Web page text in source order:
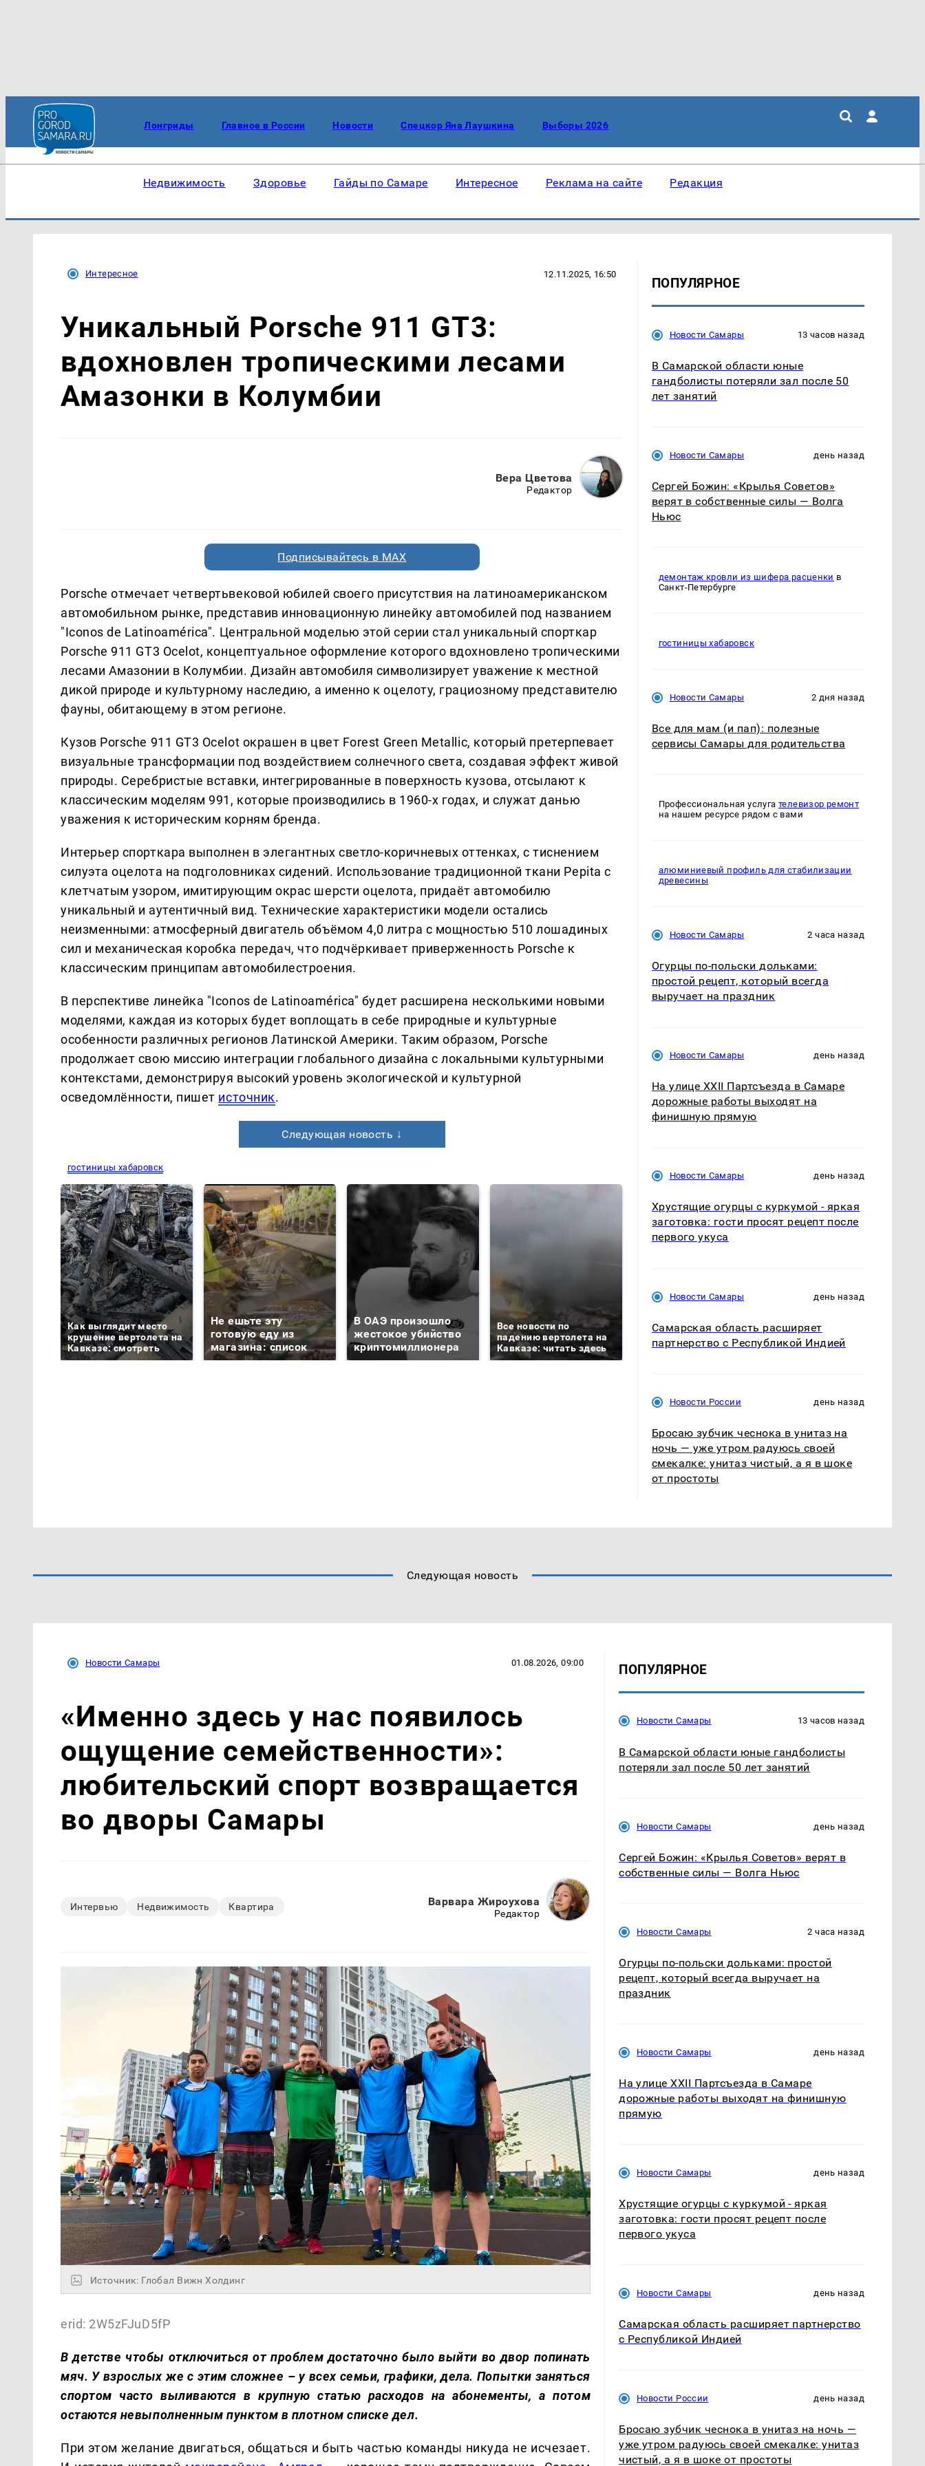
Лонгриды Главное в России Новости Спецкор Яна Лаушкина Выборы 2026
Недвижимость Здоровье Гайды по Самаре Интересное Реклама на сайте Редакция
Интересное 12.11.2025, 16:50
Уникальный Porsche 911 GT3:
вдохновлен тропическими лесами
Амазонки в Колумбии
Вера Цветова
Редактор
Подписывайтесь в MAX
Porsche отмечает четвертьвековой юбилей своего присутствия на латиноамериканском
автомобильном рынке, представив инновационную линейку автомобилей под названием
"Iconos de Latinoamérica". Центральной моделью этой серии стал уникальный спорткар
Porsche 911 GT3 Ocelot, концептуальное оформление которого вдохновлено тропическими
лесами Амазонии в Колумбии. Дизайн автомобиля символизирует уважение к местной
дикой природе и культурному наследию, а именно к оцелоту, грациозному представителю
фауны, обитающему в этом регионе.
Кузов Porsche 911 GT3 Ocelot окрашен в цвет Forest Green Metallic, который претерпевает
визуальные трансформации под воздействием солнечного света, создавая эффект живой
природы. Серебристые вставки, интегрированные в поверхность кузова, отсылают к
классическим моделям 991, которые производились в 1960-х годах, и служат данью
уважения к историческим корням бренда.
Интерьер спорткара выполнен в элегантных светло-коричневых оттенках, с тиснением
силуэта оцелота на подголовниках сидений. Использование традиционной ткани Pepita с
клетчатым узором, имитирующим окрас шерсти оцелота, придаёт автомобилю
уникальный и аутентичный вид. Технические характеристики модели остались
неизменными: атмосферный двигатель объёмом 4,0 литра с мощностью 510 лошадиных
сил и механическая коробка передач, что подчёркивает приверженность Porsche к
классическим принципам автомобилестроения.
В перспективе линейка "Iconos de Latinoamérica" будет расширена несколькими новыми
моделями, каждая из которых будет воплощать в себе природные и культурные
особенности различных регионов Латинской Америки. Таким образом, Porsche
продолжает свою миссию интеграции глобального дизайна с локальными культурными
контекстами, демонстрируя высокий уровень экологической и культурной
осведомлённости, пишет источник.
Следующая новость ↓
гостиницы хабаровск
Как выглядит место
крушение вертолета на
Кавказе: смотреть
Не ешьте эту
готовую еду из
магазина: список
В ОАЭ произошло
жестокое убийство
криптомиллионера
Все новости по
падению вертолета на
Кавказе: читать здесь
Таких событий не
было с 1945: чего
ждать всем нам?
В магазинах России
ажиотаж из-за этого
продукта: что купить?
ПОПУЛЯРНОЕ
Новости Самары 13 часов назад
В Самарской области юные
гандболисты потеряли зал после 50
лет занятий
Новости Самары день назад
Сергей Божин: «Крылья Советов»
верят в собственные силы — Волга
Ньюс
демонтаж кровли из шифера расценки в
Санкт-Петербурге
гостиницы хабаровск
Новости Самары 2 дня назад
Все для мам (и пап): полезные
сервисы Самары для родительства
Профессиональная услуга телевизор ремонт
на нашем ресурсе рядом с вами
алюминиевый профиль для стабилизации
древесины
Новости Самары 2 часа назад
Огурцы по‑польски дольками:
простой рецепт, который всегда
выручает на праздник
Новости Самары день назад
На улице XXII Партсъезда в Самаре
дорожные работы выходят на
финишную прямую
Новости Самары день назад
Хрустящие огурцы с куркумой - яркая
заготовка: гости просят рецепт после
первого укуса
Новости Самары день назад
Самарская область расширяет
партнерство с Республикой Индией
Новости России день назад
Бросаю зубчик чеснока в унитаз на
ночь — уже утром радуюсь своей
смекалке: унитаз чистый, а я в шоке
от простоты
Следующая новость
Новости Самары 01.08.2026, 09:00
«Именно здесь у нас появилось
ощущение семейственности»:
любительский спорт возвращается
во дворы Самары
Интервью Недвижимость Квартира Варвара Жироухова
Редактор
Источник: Глобал Вижн Холдинг
erid: 2W5zFJuD5fP
В детстве чтобы отключиться от проблем достаточно было выйти во двор попинать
мяч. У взрослых же с этим сложнее – у всех семьи, графики, дела. Попытки заняться
спортом часто выливаются в крупную статью расходов на абонементы, а потом
остаются невыполненным пунктом в плотном списке дел.
При этом желание двигаться, общаться и быть частью команды никуда не исчезает.
ПОПУЛЯРНОЕ
Новости Самары 13 часов назад
В Самарской области юные гандболисты
потеряли зал после 50 лет занятий
Новости Самары день назад
Сергей Божин: «Крылья Советов» верят в
собственные силы — Волга Ньюс
Новости Самары 2 часа назад
Огурцы по‑польски дольками: простой
рецепт, который всегда выручает на
праздник
Новости Самары день назад
На улице XXII Партсъезда в Самаре
дорожные работы выходят на финишную
прямую
Новости Самары день назад
Хрустящие огурцы с куркумой - яркая
заготовка: гости просят рецепт после
первого укуса
Новости Самары день назад
Самарская область расширяет партнерство
с Республикой Индией
Новости России день назад
Бросаю зубчик чеснока в унитаз на ночь —
уже утром радуюсь своей смекалке: унитаз
чистый, а я в шоке от простоты